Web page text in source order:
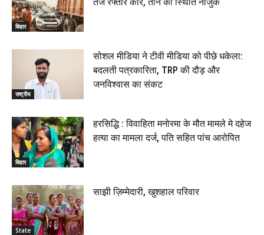
बिहार
राष्ट्रीय
सोशल मीडिया ने टीवी मीडिया को पीछे धकेला:
बदलती पत्रकारिता, TRP की दौड़ और
जनविश्वास का संकट
बिहार
हरसिद्धि : विवाहिता मनोरमा के मौत मामले मे दहेज
हत्या का मामला दर्ज, पति सहित पांच आरोपित
State
साझी ज़िम्मेदारी, खुशहाल परिवार